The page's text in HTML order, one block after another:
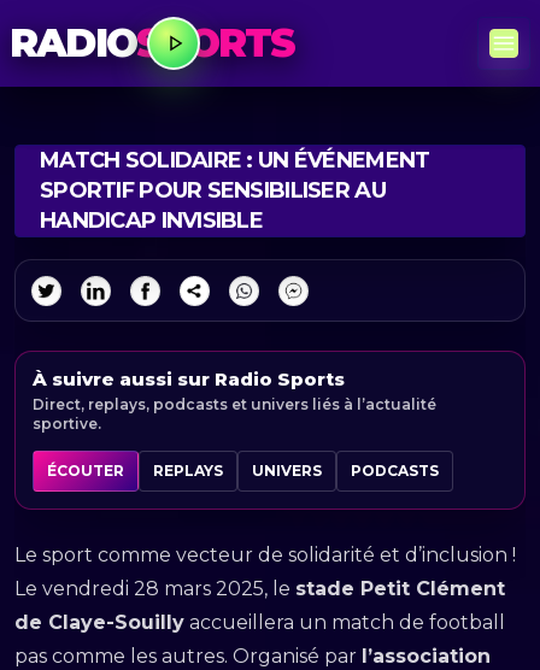
RADIOSPORTS
MATCH SOLIDAIRE : UN ÉVÉNEMENT
SPORTIF POUR SENSIBILISER AU
HANDICAP INVISIBLE
À suivre aussi sur Radio Sports
Direct, replays, podcasts et univers liés à l’actualité
sportive.
ÉCOUTER REPLAYS UNIVERS PODCASTS
Le sport comme vecteur de solidarité et d’inclusion !
Le vendredi 28 mars 2025, le stade Petit Clément
de Claye-Souilly accueillera un match de football
pas comme les autres. Organisé par l’association